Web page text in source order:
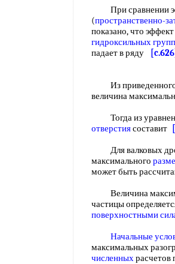
При сравнении
(пространственно-
показано, что
гидроксильных групп
падает в ряду
Из приведенного
величина
Тогда из
отверстиясоставит
Для валковых
максимального
может быть
Величина
частицы
поверхностными
Начальные
максимальных
численныхрасчетов